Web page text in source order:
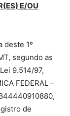
E/OU
1º
segundo as
9.514/97,
FEDERAL –
de